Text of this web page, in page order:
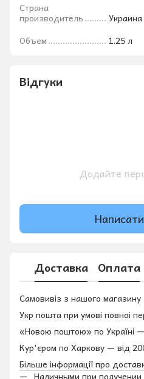
Страна
производитель
Украина
Объем
1.25 л
Відгуки
Додайте
Доставка Оплата
Самовивіз з нашого
Укр пошта при умові повноі
«Новою поштою» по Україні
Кур'єром по Харкову — від
Більше інформації про
Наличными при получении